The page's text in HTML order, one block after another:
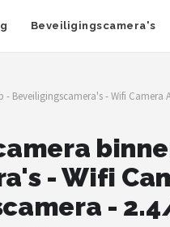
Beveiligingscamera's
Beveiligingscamera's - Wifi
- Wifi
-